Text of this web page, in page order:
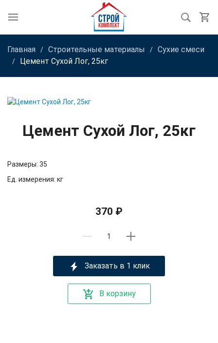
Главная Строительные материалы
Сухие смеси
Цемент Сухой Лог, 25кг
Цемент Сухой Лог, 25кг
Размеры: 35
Ед. измерения: кг
370 ₽
Заказать в 1 клик
В корзину